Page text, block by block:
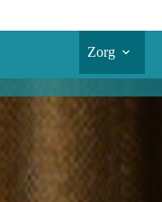
Zorg